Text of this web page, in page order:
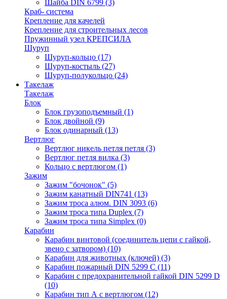
Шайба DIN 6799 (3)
Краб- система
Крепление для качелей
Крепление для строительных лесов
Пружинный узел КРЕПСИЛА
Шуруп
Шуруп-кольцо (17)
Шуруп-костыль (27)
Шуруп-полукольцо (24)
Такелаж
Такелаж
Блок
Блок грузоподъемный (1)
Блок двойной (9)
Блок одинарный (13)
Вертлюг
Вертлюг никель петля петля (3)
Вертлюг петля вилка (3)
Кольцо с вертлюгом (1)
Зажим
Зажим "бочонок" (5)
Зажим канатный DIN741 (13)
Зажим троса алюм. DIN 3093 (6)
Зажим троса типа Duplex (7)
Зажим троса типа Simplex (0)
Карабин
Карабин винтовой (соединитель цепи с гайкой,
звено с затвором) (10)
Карабин для животных (ключей) (3)
Карабин пожарный DIN 5299 C (11)
Карабин с предохранительной гайкой DIN 5299 D
(10)
Карабин тип А с вертлюгом (12)